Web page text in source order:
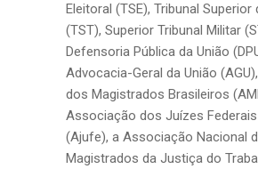
Eleitoral (TSE), Tribunal Superior
(TST), Superior Tribunal Militar
Defensoria Pública da União
Advocacia-Geral da União
dos Magistrados Brasileiros
Associação dos Juízes
(Ajufe), a Associação Nacional
Magistrados da Justiça do